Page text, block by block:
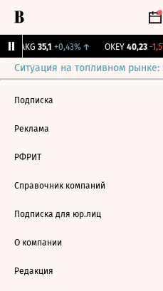
YAKG 35,1 +0,43%↑ OKEY 40,23 -
Ситуация на топливном рынке:
Подписка
Реклама
РФРИТ
Справочник компаний
Подписка для юр.лиц
О компании
Редакция